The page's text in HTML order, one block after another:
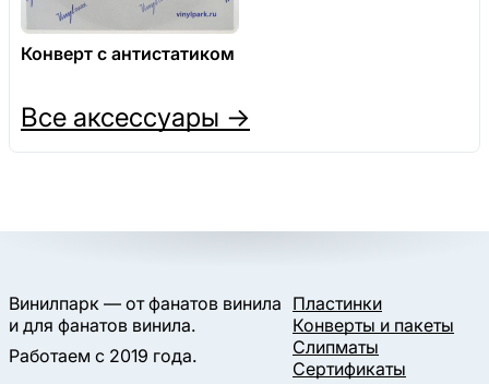
Конверт с антистатиком
Все аксессуары →
Винилпарк — от фанатов винила
и для фанатов винила.
Работаем с 2019 года.
Пластинки
Конверты и пакеты
Слипматы
Сертификаты